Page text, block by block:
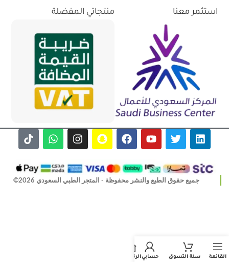
استثمر معنا
منتجاتي المفضلة
جميع حقوق الطبع والنشر محفوظة - المتجر الطبي السعودي 2026©
القائمة سلة التسوق حسابيالرئيسية